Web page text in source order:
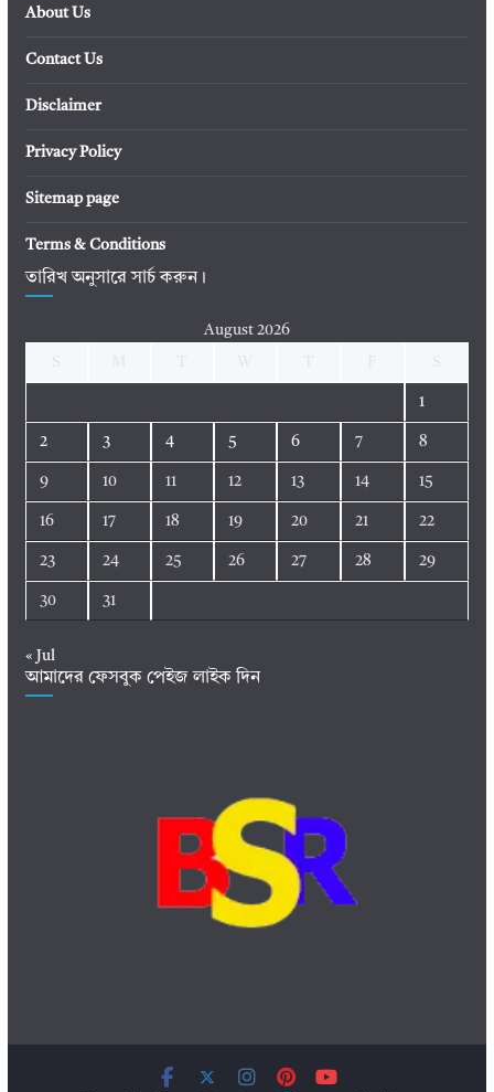
About Us
Contact Us
Disclaimer
Privacy Policy
Sitemap page
Terms & Conditions
তারিখ অনুসারে সার্চ করুন।
August 2026
1
2 3 4 5 6 7 8
9 10 11 12 13 14 15
16 17 18 19 20 21 22
23 24 25 26 27 28 29
30 31
« Jul
আমাদের ফেসবুক পেইজ লাইক দিন